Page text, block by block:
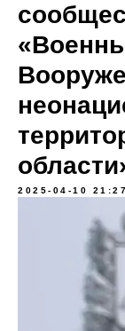
2025-04-10 21:27